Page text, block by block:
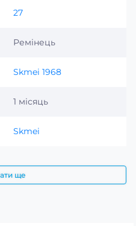
27
Ремінець
Skmei 1968
1 місяць
Skmei
ще